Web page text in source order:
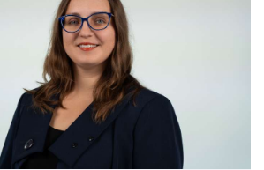
Projektu uzraudzība.